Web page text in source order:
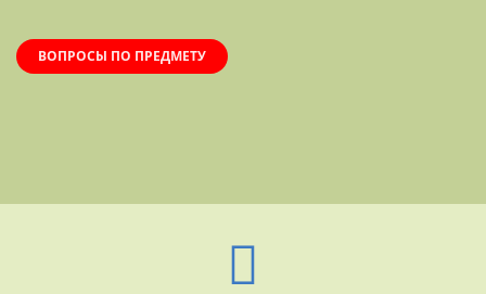
ВОПРОСЫ ПО ПРЕДМЕТУ